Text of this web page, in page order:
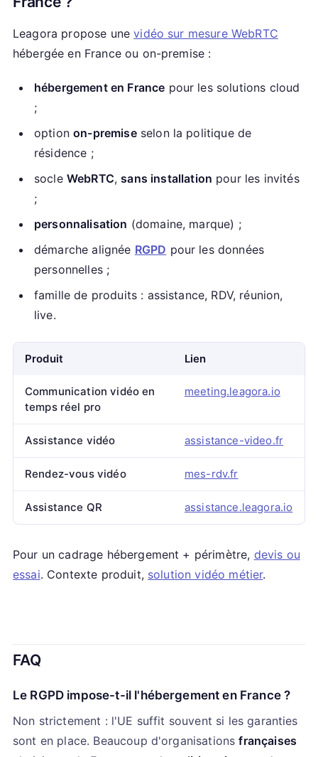
Leagora propose unevidéo sur mesure WebRTC
hébergée en France ou on-premise :
hébergement en France pour les solutions cloud
;
optionon-premiseselon la politique de
résidence ;
socle WebRTC,sans installation pour les invités
;
personnalisation (domaine, marque) ;
démarche alignée RGPD pour les données
personnelles ;
famille de produits : assistance, RDV, réunion,
live.
Produit Lien
Communication vidéo en
temps réel pro
meeting.leagora.io
Assistance vidéo assistance-video.fr
Rendez-vous vidéo mes-rdv.fr
Assistance QR assistance.leagora.io
Pour un cadrage hébergement + périmètre, devis ou
essai. Contexte produit, solution vidéo métier.
FAQ
Le RGPD impose-t-il l'hébergement en France ?
Non strictement : l'UE suffit souvent si les garanties
sont en place. Beaucoup d'organisationsfrançaises